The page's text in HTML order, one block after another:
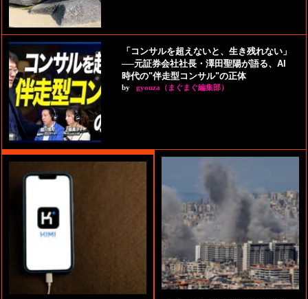
「コンサルを超えないと、生き残れない」
──元証券会社社長・澤田聖陽が語る、AI
時代の"伴走型コンサル"の正体
by gyouza（まぐまぐ編集部）